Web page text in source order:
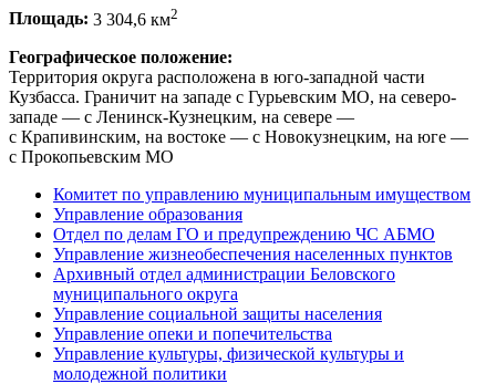
Площадь: 3 304,6 км2
Географическое положение:
Территория округа расположена в юго-западной части
Кузбасса. Граничит на западе с Гурьевским МО, на северо-
западе — с Ленинск-Кузнецким, на севере —
с Крапивинским, на востоке — с Новокузнецким, на юге —
с Прокопьевским МО
Комитет по управлению муниципальным имуществом
Управление образования
Отдел по делам ГО и предупреждению ЧС АБМО
Управление жизнеобеспечения населенных пунктов
Архивный отдел администрации Беловского
муниципального округа
Управление социальной защиты населения
Управление опеки и попечительства
Управление культуры, физической культуры и
молодежной политики